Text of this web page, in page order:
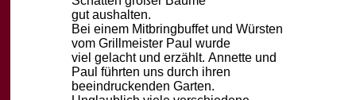
gutaushalten.
Bei einem Mitbringbuffet und Würsten
vom Grillmeister Paul wurde
viel gelacht und erzählt. Annette und
Paul führten uns durch ihren
beeindruckenden Garten.